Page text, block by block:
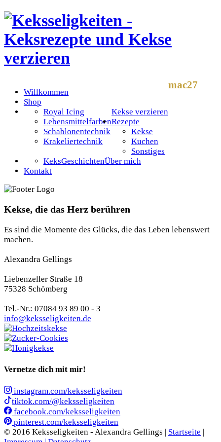
Willkommen
Shop
Kekse verzieren
Royal Icing
Lebensmittelfarben
Schablonentechnik
Krakeliertechnik
Rezepte
Kekse
Kuchen
Sonstiges
Über mich
KeksGeschichten
Kontakt
mac27
Kekse, die das Herz berühren
Es sind die Momente des Glücks, die das Leben lebenswert
machen.
Alexandra Gellings
Liebenzeller Straße 18
75328 Schömberg
Tel.-Nr.: 07084 93 89 00 - 3
info@keksseligkeiten.de
Vernetze dich mit mir!
instagram.com/keksseligkeiten
tiktok.com/@keksseligkeiten
facebook.com/keksseligkeiten
pinterest.com/keksseligkeiten
© 2016 Keksseligkeiten - Alexandra Gellings | Startseite |